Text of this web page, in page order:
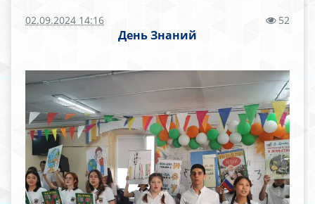
02.09.2024 14:16 52
День Знаний